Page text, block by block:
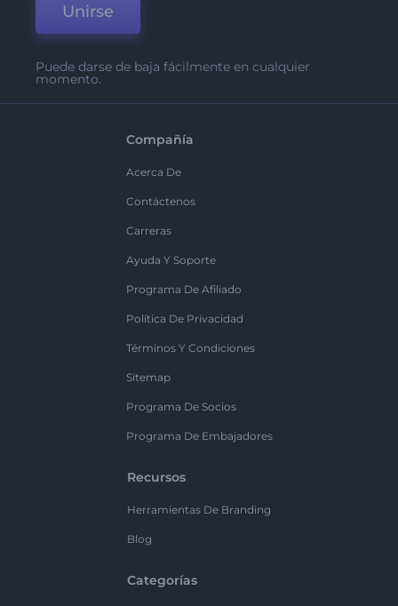
Unirse
Puede darse de baja fácilmente en cualquier
momento.
Compañía
Acerca De
Contáctenos
Carreras
Ayuda Y Soporte
Programa De Afiliado
Política De Privacidad
Términos Y Condiciones
Sitemap
Programa De Socios
Programa De Embajadores
Recursos
Herramientas De Branding
Blog
Categorías